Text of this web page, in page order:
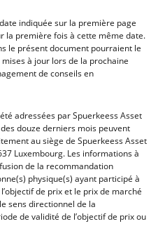
indiquée sur la première page
la première fois à cette même date.
le présent document pourraient le
à jour lors de la prochaine
de conseils en
adressées par Spuerkeess Asset
douze derniers mois peuvent
au siège de Spuerkeess Asset
Luxembourg. Les informations à
de la recommandation
physique(s) ayant participé à
de prix et le prix de marché
sens directionnel de la
de validité de l’objectif de prix ou